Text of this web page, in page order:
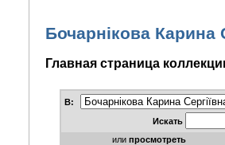
Бочарнікова Карина
Главная страница
В:
Искать
или просмотреть